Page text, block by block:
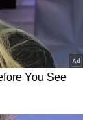
ಸಾಮಾನ್ಯವಾಗಿ
ಗಮನ